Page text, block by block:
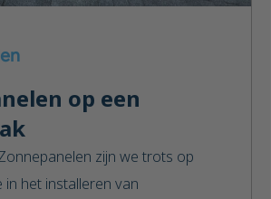
op een
zijn we trots op
het installeren van